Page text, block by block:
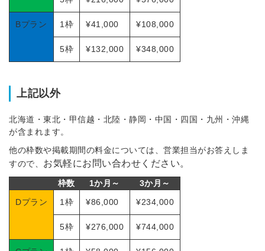
Bプラン 1枠 ¥41,000 ¥108,000
5枠 ¥132,000 ¥348,000
上記以外
北海道・東北・甲信越・北陸・静岡・中国・四国・九州・沖縄
が含まれます。
他の枠数や掲載期間の料金については、営業担当がお答えしま
すので、 お気軽にお問い合わせください。
枠数 1か月～
3か月～
Dプラン
1枠 ¥86,000 ¥234,000
5枠 ¥276,000 ¥744,000